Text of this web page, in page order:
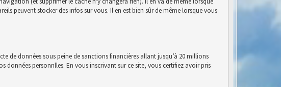
peuvent stocker des infos sur vous. Il en est bien sûr de même lorsque vous
de données sous peine de sanctions financières allant jusqu’à 20 millions
données personnlles. En vous inscrivant sur ce site, vous certifiez avoir pris